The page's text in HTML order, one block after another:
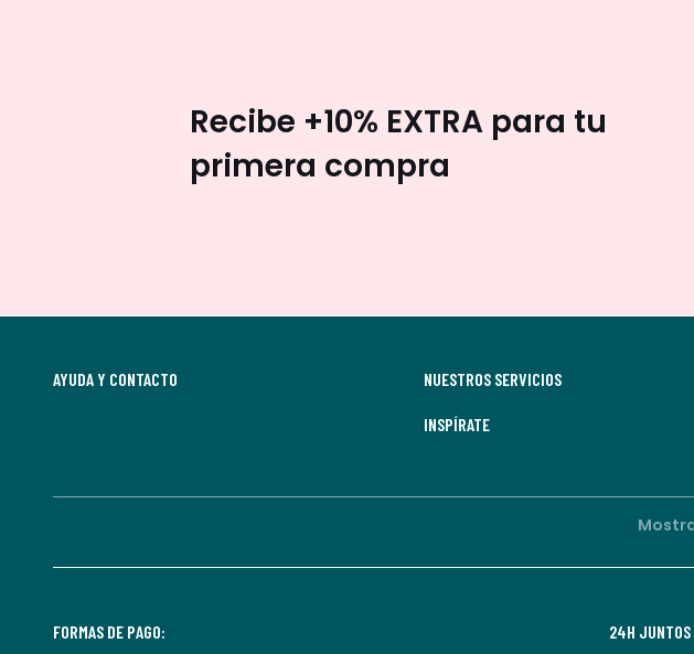
Recibe +10% EXTRA para tu
primera compra
AYUDA Y CONTACTO NUESTROS SERVICIOS
INSPÍRATE
FORMAS DE PAGO: 24H JUNTOS